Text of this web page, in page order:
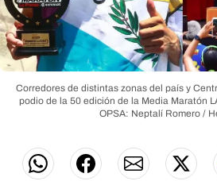
Corredores de distintas zonas del país y
podio de la 50 edición de la Media Maratón
OPSA: Neptalí Romero /